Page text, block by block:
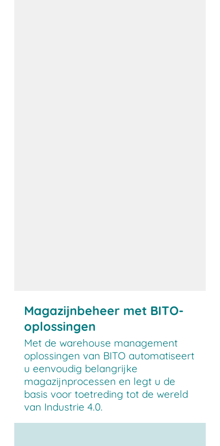
Magazijnbeheer met BITO-
oplossingen
Met de warehouse management
oplossingen van BITO automatiseert
u eenvoudig belangrijke
magazijnprocessen en legt u de
basis voor toetreding tot de wereld
van Industrie 4.0.